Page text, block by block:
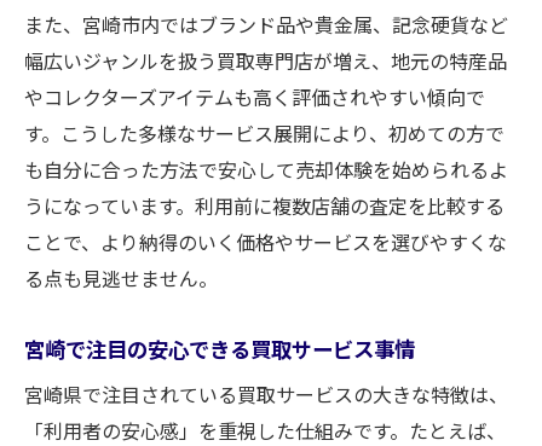
また、宮崎市内ではブランド品や貴金属、記念硬貨など
幅広いジャンルを扱う買取専門店が増え、地元の特産品
やコレクターズアイテムも高く評価されやすい傾向で
す。こうした多様なサービス展開により、初めての方で
も自分に合った方法で安心して売却体験を始められるよ
うになっています。利用前に複数店舗の査定を比較する
ことで、より納得のいく価格やサービスを選びやすくな
る点も見逃せません。
宮崎で注目の安心できる買取サービス事情
宮崎県で注目されている買取サービスの大きな特徴は、
「利用者の安心感」を重視した仕組みです。たとえば、